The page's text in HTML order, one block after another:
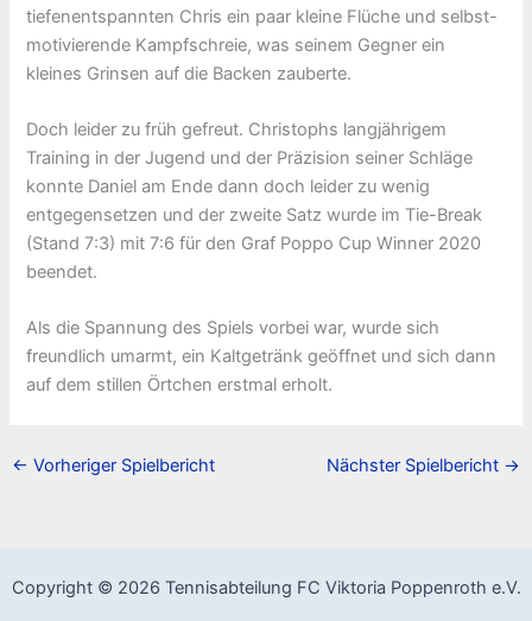
tiefenentspannten Chris ein paar kleine Flüche und selbst-
motivierende Kampfschreie, was seinem Gegner ein
kleines Grinsen auf die Backen zauberte.
Doch leider zu früh gefreut. Christophs langjährigem
Training in der Jugend und der Präzision seiner Schläge
konnte Daniel am Ende dann doch leider zu wenig
entgegensetzen und der zweite Satz wurde im Tie-Break
(Stand 7:3) mit 7:6 für den Graf Poppo Cup Winner 2020
beendet.
Als die Spannung des Spiels vorbei war, wurde sich
freundlich umarmt, ein Kaltgetränk geöffnet und sich dann
auf dem stillen Örtchen erstmal erholt.
← Vorheriger Spielbericht Nächster Spielbericht →
Copyright © 2026 Tennisabteilung FC Viktoria Poppenroth e.V.